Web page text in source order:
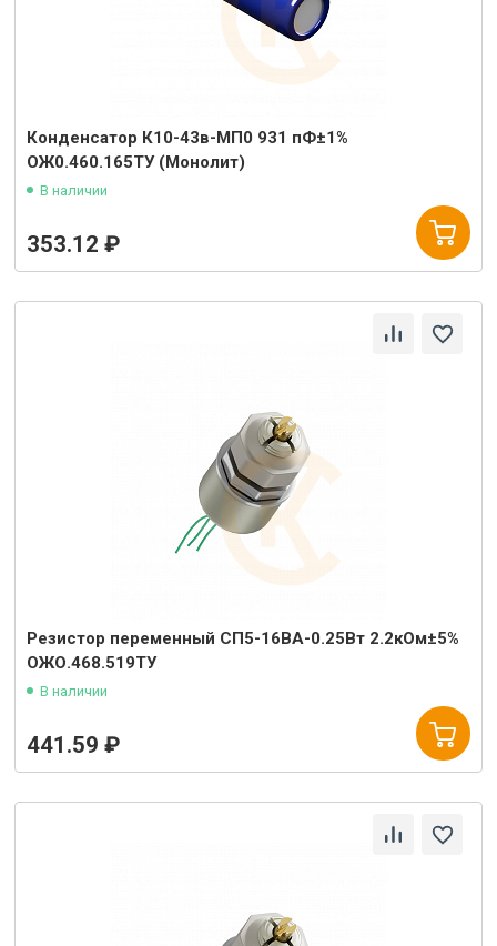
Конденсатор К10-43в-МП0 931 пФ±1%
ОЖ0.460.165ТУ (Монолит)
В наличии
353.12 ₽
Резистор переменный СП5-16ВА-0.25Вт 2.2кОм±5%
ОЖО.468.519ТУ
В наличии
441.59 ₽